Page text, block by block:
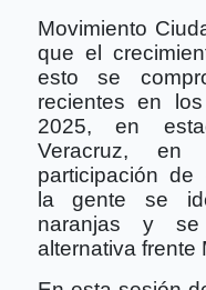
Movimiento
que el
esto se
recientes en
2025, en
Veracruz,
participación de
la gente se
naranjas y se
alternativa frente